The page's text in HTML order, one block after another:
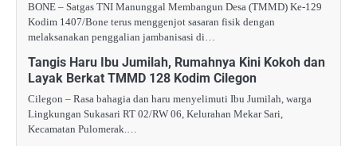
BONE – Satgas TNI Manunggal Membangun Desa (TMMD) Ke-129
Kodim 1407/Bone terus menggenjot sasaran fisik dengan
melaksanakan penggalian jambanisasi di…
Tangis Haru Ibu Jumilah, Rumahnya Kini Kokoh dan
Layak Berkat TMMD 128 Kodim Cilegon
Cilegon – Rasa bahagia dan haru menyelimuti Ibu Jumilah, warga
Lingkungan Sukasari RT 02/RW 06, Kelurahan Mekar Sari,
Kecamatan Pulomerak.…